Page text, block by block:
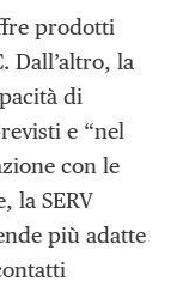
prodotti
Dall’altro, la
di
e “nel
con le
la SERV
più adatte